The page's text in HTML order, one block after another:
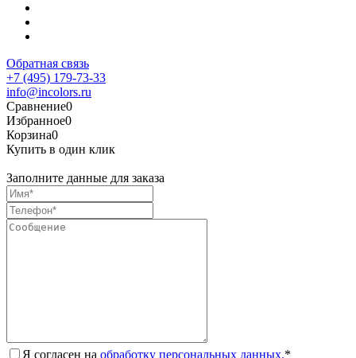
Обратная связь
+7 (495) 179-73-33
info@incolors.ru
Сравнение0
Избранное0
Корзина0
Купить в один клик
Заполните данные для заказа
Я согласен на обработку персональных данных.*